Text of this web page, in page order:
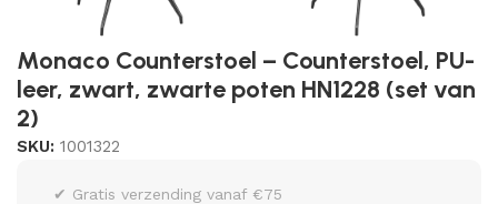
Monaco Counterstoel – Counterstoel, PU-
leer, zwart, zwarte poten HN1228 (set van
2)
SKU: 1001322
✔ Gratis verzending vanaf €75